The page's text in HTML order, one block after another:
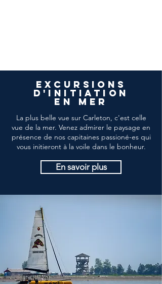
excursions
d'INITIATION
en mer
La plus belle vue sur Carleton, c'est celle
vue de la mer. Venez admirer le paysage en
présence de nos capitaines passioné-es qui
vous initieront à la voile dans le bonheur.
En savoir plus